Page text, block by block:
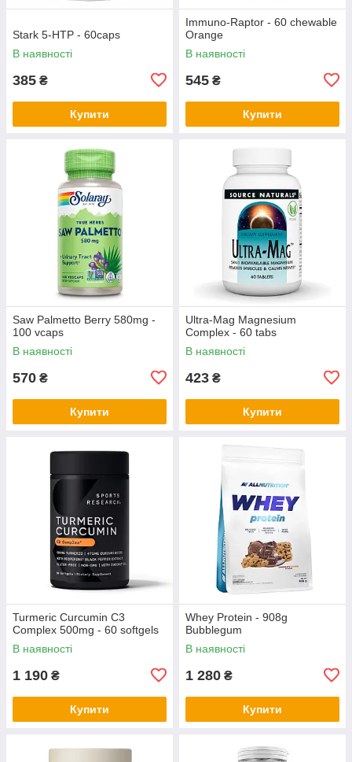
Stark 5-HTP - 60caps
В наявності
385 ₴
Купити
Immuno-Raptor - 60 chewable
Orange
В наявності
545 ₴
Купити
Saw Palmetto Berry 580mg -
100 vcaps
В наявності
570 ₴
Купити
Ultra-Mag Magnesium
Complex - 60 tabs
В наявності
423 ₴
Купити
Turmeric Curcumin C3
Complex 500mg - 60 softgels
В наявності
1 190 ₴
Купити
Whey Protein - 908g
Bubblegum
В наявності
1 280 ₴
Купити